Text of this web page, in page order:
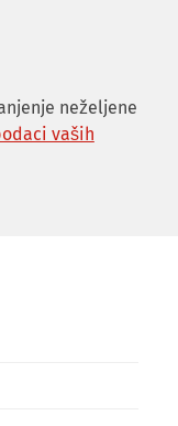
neželjene
vaših